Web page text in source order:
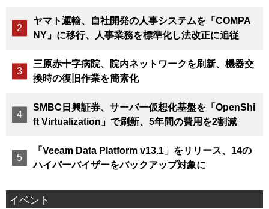
ヤマト運輸、自社開発の人事システムを「COMPA
NY」に移行、人事業務を標準化し法改正に追従
三原赤十字病院、院内ネットワークを刷新、機器交
換時の復旧作業を簡素化
SMBC日興証券、サーバー仮想化基盤を「OpenShi
ft Virtualization」で刷新、5年間の費用を2割減
「Veeam Data Platform v13.1」をリリース、14の
ハイパーバイザーをバックアップ対象に
イベント